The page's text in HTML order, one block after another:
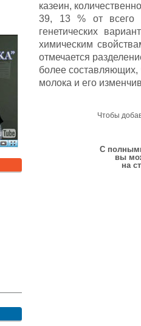
казеин,
39, 13 % от всего
генетических
химическим
отмечается
более составляющих,
молока и его
Чтобы
С
вы
на